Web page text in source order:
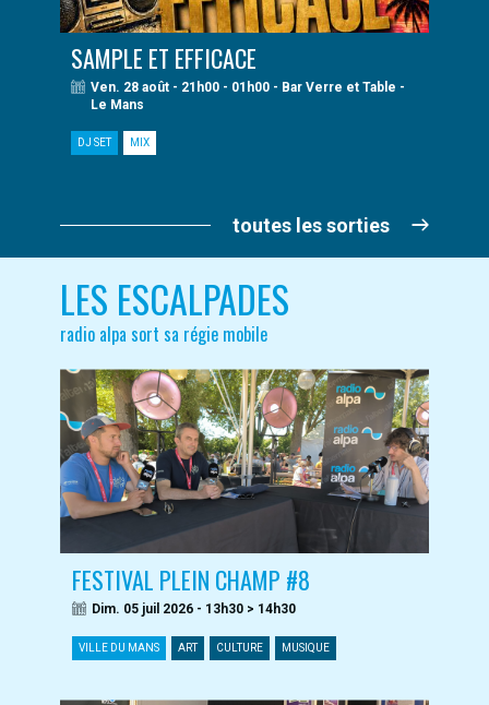
SAMPLE ET EFFICACE
Ven. 28 août - 21h00 - 01h00 - Bar Verre et Table -
Le Mans
DJ SET MIX
toutes les sorties
LES ESCALPADES
radio alpa sort sa régie mobile
FESTIVAL PLEIN CHAMP #8
Dim. 05 juil 2026 - 13h30 > 14h30
VILLE DU MANS ART CULTURE MUSIQUE